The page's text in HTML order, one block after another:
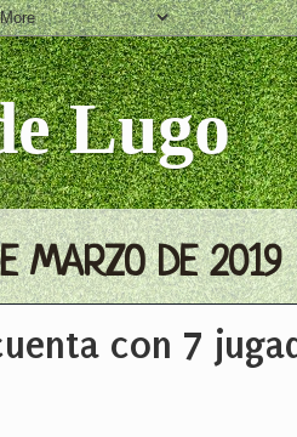
Lugo
MARZO DE 2019
con 7